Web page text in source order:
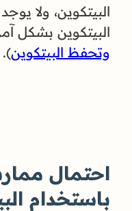
البيتكوين، ولا
البيتكوين بشكل
وتحفظ البيتكوين).
احتمال
باستخدام